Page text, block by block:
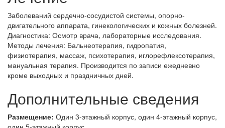
двигательного аппарата, гинекологических и кожных болезней.
Диагностика: Осмотр врача, лабораторные исследования.
Методы лечения: Бальнеотерапия, гидропатия,
физиотерапия, массаж, психотерапия, иглорефлексотерапия,
мануальная терапия. Производится по записи ежедневно
кроме выходных и праздничных дней.
Дополнительные сведения
Размещение:
Один 3-этажный корпус, один 4-этажный корпус,
один 5-этажный корпус.